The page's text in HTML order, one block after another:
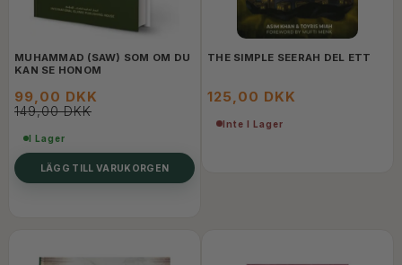
MUHAMMAD (SAW) SOM OM DU
KAN SE HONOM
99,00 DKK
149,00 DKK
I Lager
LÄGG TILL VARUKORGEN
THE SIMPLE SEERAH DEL ETT
125,00 DKK
Inte I Lager